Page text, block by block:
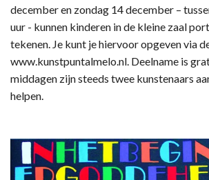
december en zondag 14 december –
uur - kunnen kinderen in de kleine zaal
tekenen. Je kunt je hiervoor opgeven via
www.kunstpuntalmelo.nl. Deelname is
middagen zijn steeds twee kunstenaars
helpen.